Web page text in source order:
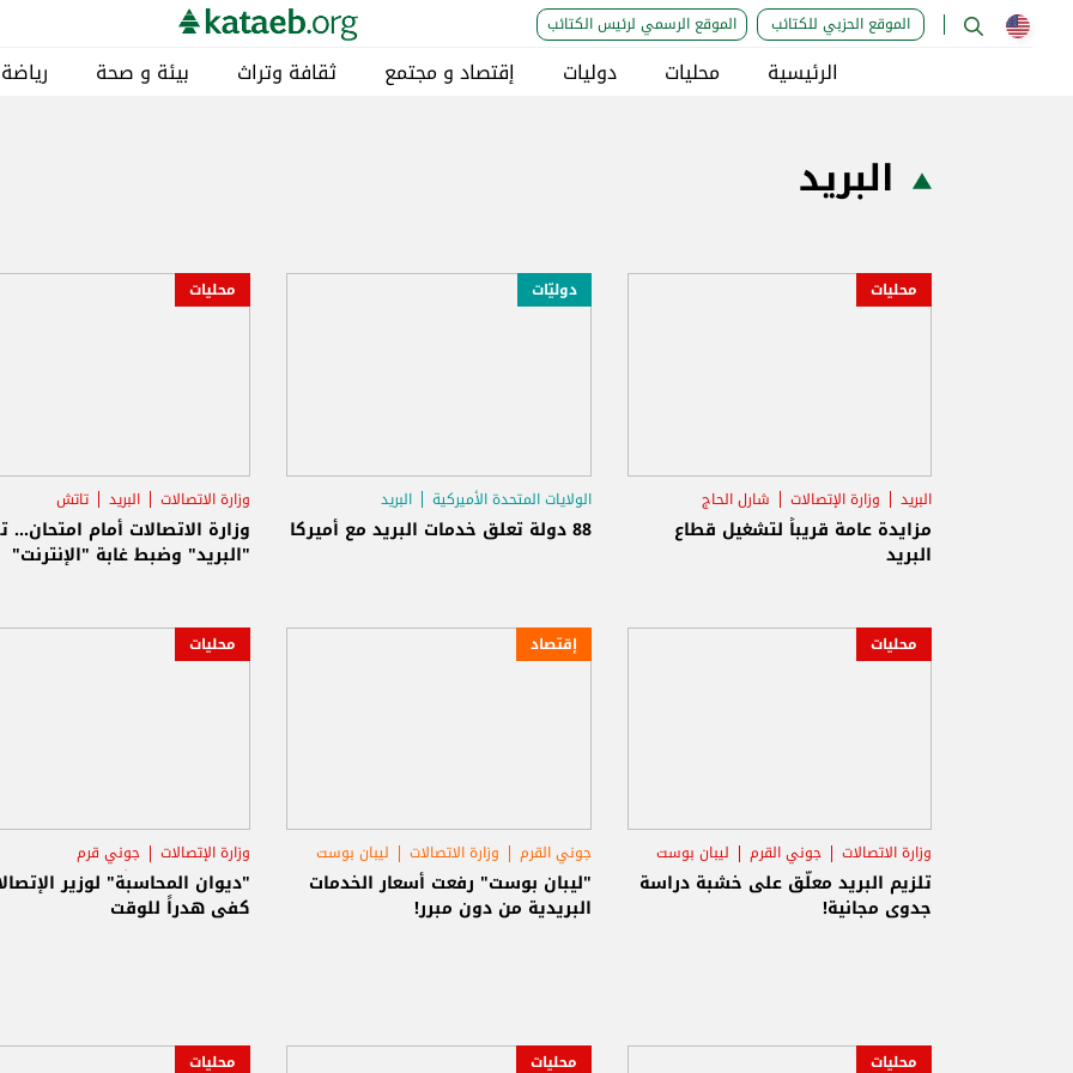
الموقع الحزبي للكتائب الموقع الرسمي لرئيس الكتائب
الرئيسية محليات دوليات إقتصاد و مجتمع ثقافة وتراث بيئة و صحة رياضة
البريد
محليات
البريد وزارة الإتصالات شارل الحاج
مزايدة عامة قريباً لتشغيل قطاع
البريد
دوليّات
الولايات المتحدة الأميركية
البريد
الرسوم الجمركية 88 دولة تعلق خدمات البريد مع أميركا
محليات
وزارة الاتصالات البريد تاتش
وزارة الاتصالات أمام امتحان...
"البريد" وضبط غابة "الإنترنت"
محليات
وزارة الاتصالات جوني القرم ليبان بوست
تلزيم البريد معلّق على خشبة دراسة
جدوى مجانية!
إقتصاد
جوني القرم وزارة الاتصالات ليبان بوست
"ليبان بوست" رفعت أسعار الخدمات
البريدية من دون مبرر!
محليات
وزارة الإتصالات
جوني قرم
حكومة تصريف الأعمال
"ديوان المحاسبة" لوزير
كفى هدراً للوقت
محليات محليات محليات